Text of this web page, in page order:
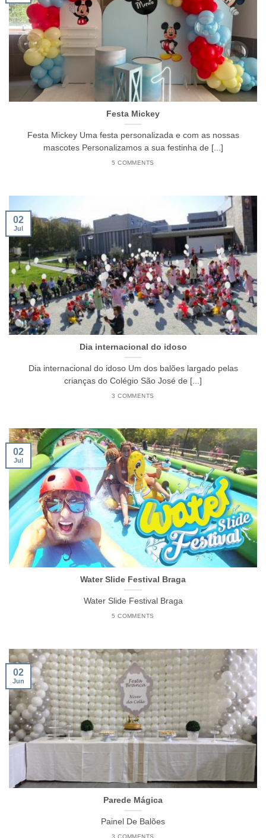
Festa Mickey
Festa Mickey Uma festa personalizada e com as nossas
mascotes Personalizamos a sua festinha de [...]
5 COMMENTS
Dia internacional do idoso
Dia internacional do idoso Um dos balões largado pelas
crianças do Colégio São José de [...]
3 COMMENTS
02
Jul
Water Slide Festival Braga
Water Slide Festival Braga
5 COMMENTS
02
Jul
Parede Mágica
Painel De Balões
3 COMMENTS
02
Jun